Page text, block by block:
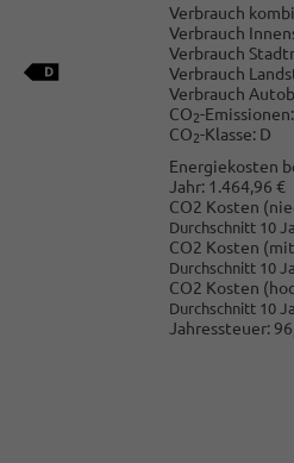
Verbrauch
Verbrauch
Verbrauch
Verbrauch
Verbrauch
CO2-Emissionen:
CO2-Klasse: D
Energiekosten
Jahr: 1.464,96 €
CO2 Kosten
Durchschnitt 10
CO2 Kosten
Durchschnitt 10
CO2 Kosten
Durchschnitt 10
Jahressteuer: